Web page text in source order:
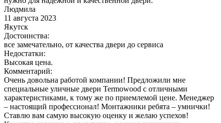
Людмила
11 августа 2023
Якутск
Достоинства:
все замечательно, от качества двери до сервиса
Недостатки:
Высокая цена.
Комментарий:
Очень довольна работой компании! Предложили мне
специальные уличные двери Termowood с отличными
характеристиками, к тому же по приемлемой цене. Менеджер
– настоящий профессионал! Монтажники ребята – умнички!
Ставлю вам самую высокую оценку и желаю успехов!